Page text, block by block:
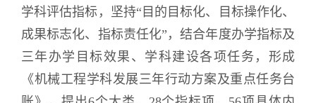
学科评估指标，坚持“目的目标化、目标操作化、
成果标志化、指标责任化”，结合年度办学指标及
三年办学目标效果、学科建设各项任务，形成
《机械工程学科发展三年行动方案及重点任务台